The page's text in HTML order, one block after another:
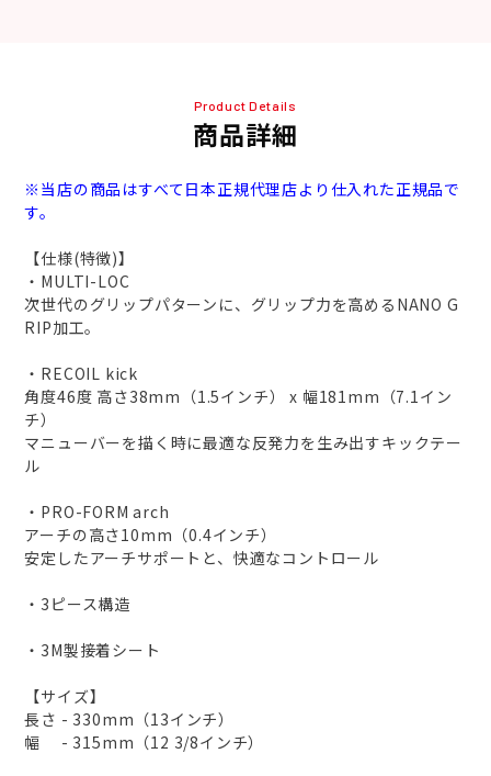
Product Details
商品詳細
※当店の商品はすべて日本正規代理店より仕入れた正規品で
す。
【仕様(特徴)】
・MULTI-LOC
次世代のグリップパターンに、グリップ力を高めるNANO G
RIP加工。
・RECOIL kick
角度46度 高さ38mm（1.5インチ） x 幅181mm（7.1イン
チ）
マニューバーを描く時に最適な反発力を生み出すキックテー
ル
・PRO-FORM arch
アーチの高さ10mm（0.4インチ）
安定したアーチサポートと、快適なコントロール
・3ピース構造
・3M製接着シート
【サイズ】
長さ - 330mm（13インチ）
幅 - 315mm（12 3/8インチ）